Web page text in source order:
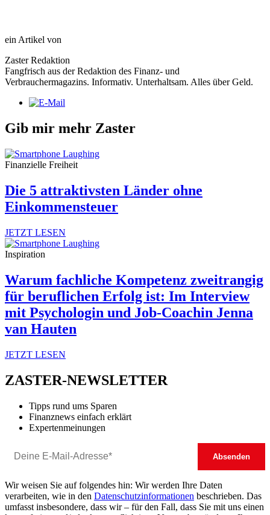
ein Artikel von
Zaster Redaktion
Fangfrisch aus der Redaktion des Finanz- und
Verbrauchermagazins. Informativ. Unterhaltsam. Alles über Geld.
Gib mir mehr Zaster
Finanzielle Freiheit
Die 5 attraktivsten Länder ohne
Einkommensteuer
JETZT LESEN
Inspiration
Warum fachliche Kompetenz zweitrangig
für beruflichen Erfolg ist: Im Interview
mit Psychologin und Job-Coachin Jenna
van Hauten
JETZT LESEN
ZASTER-NEWSLETTER
Tipps rund ums Sparen
Finanznews einfach erklärt
Expertenmeinungen
Wir weisen Sie auf folgendes hin: Wir werden Ihre Daten
verarbeiten, wie in den Datenschutzinformationen beschrieben. Das
umfasst insbesondere, dass wir – für den Fall, dass Sie mit uns einen